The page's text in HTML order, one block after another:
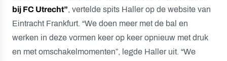
bij FC Utrecht”, vertelde spits Haller op de website van
Eintracht Frankfurt. “We doen meer met de bal en
werken in deze vormen keer op keer opnieuw met druk
en met omschakelmomenten”, legde Haller uit. “We